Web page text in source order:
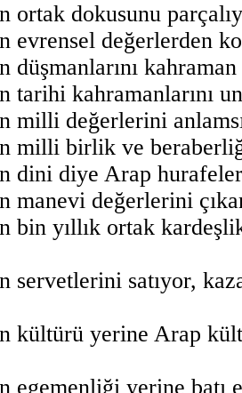
ortak dokusunu
evrensel değerlerden
düşmanlarını
tarihi kahramanlarını
milli değerlerini
milli birlik ve
dini diye Arap
manevi değerlerini
bin yıllık ortak
servetlerini satıyor,
kültürü yerine Arap
egemenliği yerine batı